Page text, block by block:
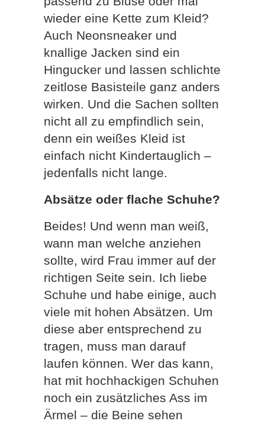
wieder eine Kette zum Kleid?
Auch Neonsneaker und
knallige Jacken sind ein
Hingucker und lassen schlichte
zeitlose Basisteile ganz anders
wirken. Und die Sachen sollten
nicht all zu empfindlich sein,
denn ein weißes Kleid ist
einfach nicht Kindertauglich –
jedenfalls nicht lange.
Absätze oder flache Schuhe?
Beides! Und wenn man weiß,
wann man welche anziehen
sollte, wird Frau immer auf der
richtigen Seite sein. Ich liebe
Schuhe und habe einige, auch
viele mit hohen Absätzen. Um
diese aber entsprechend zu
tragen, muss man darauf
laufen können. Wer das kann,
hat mit hochhackigen Schuhen
noch ein zusätzliches Ass im
Ärmel – die Beine sehen